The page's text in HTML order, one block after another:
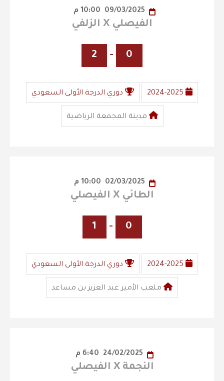
الفيصلي X الزلفي
0
-
2
2024-2025 دوري الدرجة الأولى السعودي
مدينة المجمعة الرياضية
الطائي X الفيصلي
0
-
1
2024-2025 دوري الدرجة الأولى السعودي
ملعب الأمير عبد العزيز بن مساعد
النجمة X الفيصلي